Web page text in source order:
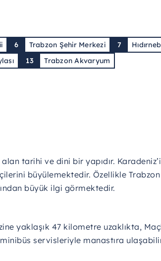
6 Trabzon Şehir Merkezi 7
13 Trabzon Akvaryum
tarihi ve dini bir yapıdır.
büyülemektedir. Özellikle
büyük ilgi görmektedir.
yaklaşık 47 kilometre uzaklıkta,
minibüs servisleriyle manastıra